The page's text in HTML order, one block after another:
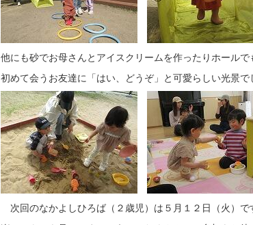
他にも砂でお母さんとアイスクリームを作ったりホールで
初めて会うお友達に「はい、どうぞ」と可愛らしい光景で
次回のなかよしひろば（２歳児）は５月１２日（火）